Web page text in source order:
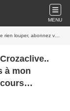
MENU
... Bonne journée #concours #jeuconcours
à mon